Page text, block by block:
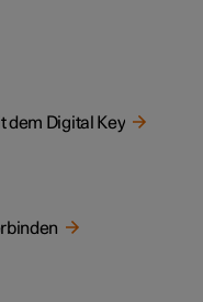
dem Digital Key